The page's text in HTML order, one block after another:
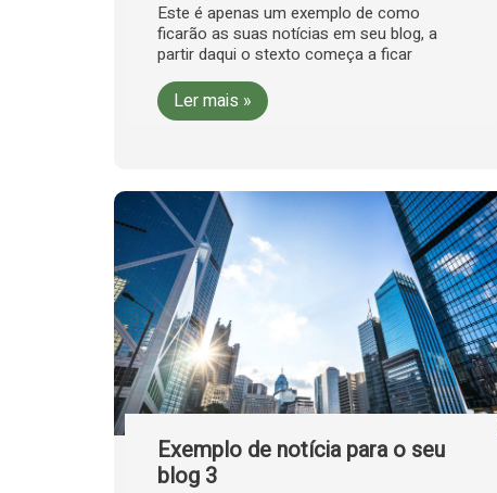
Este é apenas um exemplo de como
ficarão as suas notícias em seu blog, a
partir daqui o stexto começa a ficar
Ler mais »
Exemplo de notícia para o seu
blog 3